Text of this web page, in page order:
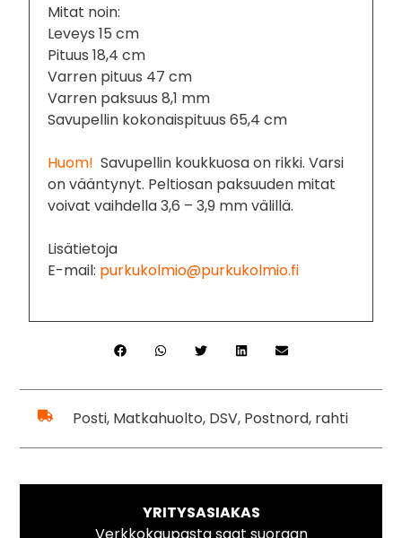
Mitat noin:
Leveys 15 cm
Pituus 18,4 cm
Varren pituus 47 cm
Varren paksuus 8,1 mm
Savupellin kokonaispituus 65,4 cm
Huom! Savupellin koukkuosa on rikki. Varsi
on vääntynyt. Peltiosan paksuuden mitat
voivat vaihdella 3,6 – 3,9 mm välillä.
Lisätietoja
E-mail: purkukolmio@purkukolmio.fi
Posti, Matkahuolto, DSV, Postnord, rahti
YRITYSASIAKAS
Verkkokaupasta saat suoraan